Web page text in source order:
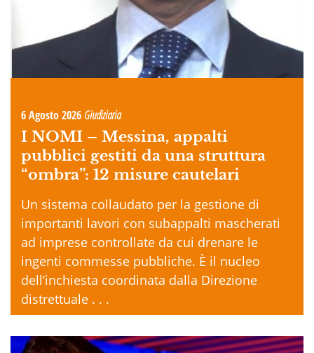
6 Agosto 2026 Giudiziaria
I NOMI – Messina, appalti
pubblici gestiti da una struttura
“ombra”: 12 misure cautelari
Un sistema collaudato per la gestione di
importanti lavori con subappalti mascherati
ad imprese controllate da cui drenare le
ingenti commesse pubbliche. È il nucleo
dell’inchiesta coordinata dalla Direzione
distrettuale . . .